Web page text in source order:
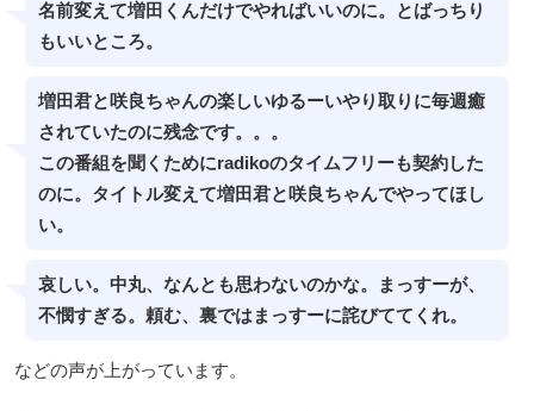
名前変えて増田くんだけでやればいいのに。とばっちり
もいいところ。
増田君と咲良ちゃんの楽しいゆるーいやり取りに毎週癒
されていたのに残念です。。。
この番組を聞くためにradikoのタイムフリーも契約した
のに。タイトル変えて増田君と咲良ちゃんでやってほし
い。
哀しい。中丸、なんとも思わないのかな。まっすーが、
不憫すぎる。頼む、裏ではまっすーに詫びててくれ。
などの声が上がっています。